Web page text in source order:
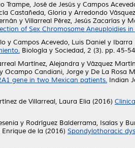
Trampe, José de Jesús y Campos
Castañeda, Gloria y Arredondo
y Villarreal Pérez, Jesús Zacarías y
of Sex Chromosome Aneuploidies
y Campos Acevedo, Luis Daniel y Ibarra
Biología y Sociedad, 2 (3). pp. 45-
Martínez, Alejandra y Vázquez
y Ocampo Candiani, Jorge y De La Rosa
gene in two Mexican patients. Indian
de Villarreal, Laura Elia (2016)
y Rodríguez Balderrama, Isaías y
de la (2016) Spondylothoracic